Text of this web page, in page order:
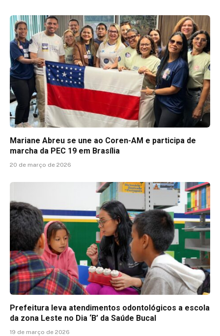
Mariane Abreu se une ao Coren-AM e participa de
marcha da PEC 19 em Brasília
20 de março de 2026
Prefeitura leva atendimentos odontológicos a escola
da zona Leste no Dia ‘B’ da Saúde Bucal
19 de março de 2026